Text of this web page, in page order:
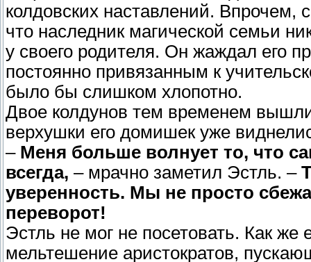
колдовских наставлений. Впрочем,
что наследник магической семьи
у своего родителя. Он жаждал его
постоянно привязанным к
было бы слишком хлопотно.
Двое колдунов тем временем
верхушки его домишек уже
– Меня больше волнует то, что
всегда, – мрачно заметил Эстль. –
уверенность. Мы не просто
переворот!
Эстль не мог не посетовать. Как
мельтешение аристократов,